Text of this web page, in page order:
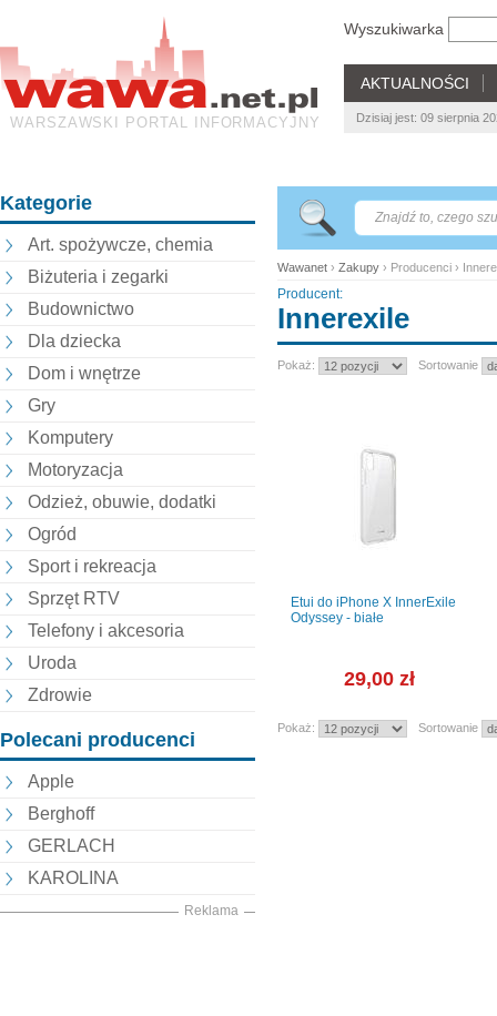
WARSZAWSKI PORTAL INFORMACYJNY
Wyszukiwarka
AKTUALNOŚCI
Dzisiaj jest: 09 sierpnia
Kategorie
Art. spożywcze, chemia
Biżuteria i zegarki
Budownictwo
Dla dziecka
Dom i wnętrze
Gry
Komputery
Motoryzacja
Odzież, obuwie, dodatki
Ogród
Sport i rekreacja
Sprzęt RTV
Telefony i akcesoria
Uroda
Zdrowie
Polecani producenci
Apple
Berghoff
GERLACH
KAROLINA
Reklama
Wawanet › Zakupy › Producenci ›
Producent:
Innerexile
Pokaż: Sortowanie
Etui do iPhone X InnerExile
Odyssey - białe
29,00 zł
Pokaż: Sortowanie